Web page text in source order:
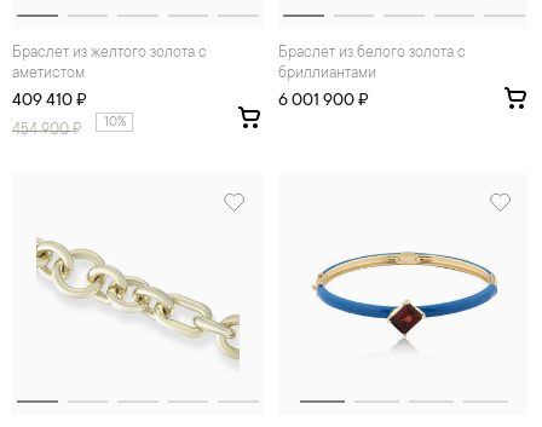
Браслет из желтого золота с
аметистом
409 410 ₽
454 900₽ 10%
Браслет из белого золота с
бриллиантами
6 001 900 ₽